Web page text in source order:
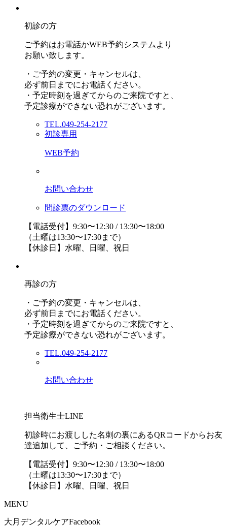
初診の方
ご予約はお電話かWEB予約システムより
お願い致します。
・ご予約の変更・キャンセルは、
必ず前日までにお電話ください。
・予定時刻を過ぎてからのご来院ですと、
予定診療ができない恐れがございます。
TEL.049-254-2177
初診専用
WEB予約
お問い合わせ
問診票のダウンロード
【電話受付】9:30〜12:30 / 13:30〜18:00
（土曜は13:30〜17:30まで）
【休診日】水曜、日曜、祝日
再診の方
・ご予約の変更・キャンセルは、
必ず前日までにお電話ください。
・予定時刻を過ぎてからのご来院ですと、
予定診療ができない恐れがございます。
TEL.049-254-2177
お問い合わせ
担当衛生士LINE
初診時にお渡しした名刺の裏にあるQRコードからお友
達追加して、ご予約・ご相談ください。
【電話受付】9:30〜12:30 / 13:30〜18:00
（土曜は13:30〜17:30まで）
【休診日】水曜、日曜、祝日
MENU
大月デンタルケアFacebook